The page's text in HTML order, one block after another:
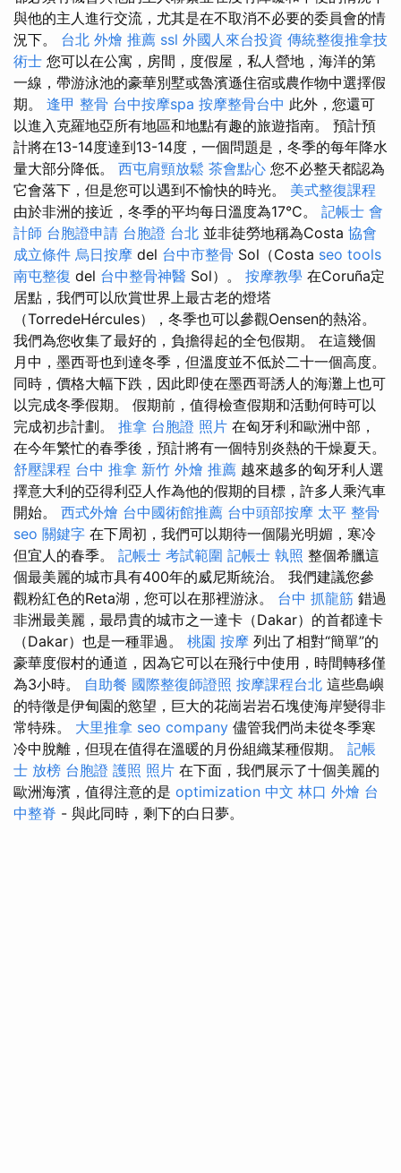
與他的主人進行交流，尤其是在不取消不必要的委員會的情
況下。 台北 外燴 推薦 ssl 外國人來台投資 傳統整復推拿技
術士 您可以在公寓，房間，度假屋，私人營地，海洋的第
一線，帶游泳池的豪華別墅或魯濱遜住宿或農作物中選擇假
期。 逢甲 整骨 台中按摩spa 按摩整骨台中 此外，您還可
以進入克羅地亞所有地區和地點有趣的旅遊指南。 預計預
計將在13-14度達到13-14度，一個問題是，冬季的每年降水
量大部分降低。 西屯肩頸放鬆 茶會點心 您不必整天都認為
它會落下，但是您可以遇到不愉快的時光。 美式整復課程
由於非洲的接近，冬季的平均每日溫度為17°C。 記帳士 會
計師 台胞證申請 台胞證 台北 並非徒勞地稱為Costa 協會
成立條件 烏日按摩 del 台中市整骨 Sol（Costa seo tools
南屯整復 del 台中整骨神醫 Sol）。 按摩教學 在Coruña定
居點，我們可以欣賞世界上最古老的燈塔
（TorredeHércules），冬季也可以參觀Oensen的熱浴。
我們為您收集了最好的，負擔得起的全包假期。 在這幾個
月中，墨西哥也到達冬季，但溫度並不低於二十一個高度。
同時，價格大幅下跌，因此即使在墨西哥誘人的海灘上也可
以完成冬季假期。 假期前，值得檢查假期和活動何時可以
完成初步計劃。 推拿 台胞證 照片 在匈牙利和歐洲中部，
在今年繁忙的春季後，預計將有一個特別炎熱的干燥夏天。
舒壓課程 台中 推拿 新竹 外燴 推薦 越來越多的匈牙利人選
擇意大利的亞得利亞人作為他的假期的目標，許多人乘汽車
開始。 西式外燴 台中國術館推薦 台中頭部按摩 太平 整骨
seo 關鍵字 在下周初，我們可以期待一個陽光明媚，寒冷
但宜人的春季。 記帳士 考試範圍 記帳士 執照 整個希臘這
個最美麗的城市具有400年的威尼斯統治。 我們建議您參
觀粉紅色的Reta湖，您可以在那裡游泳。 台中 抓龍筋 錯過
非洲最美麗，最昂貴的城市之一達卡（Dakar）的首都達卡
（Dakar）也是一種罪過。 桃園 按摩 列出了相對“簡單”的
豪華度假村的通道，因為它可以在飛行中使用，時間轉移僅
為3小時。 自助餐 國際整復師證照 按摩課程台北 這些島嶼
的特徵是伊甸園的慾望，巨大的花崗岩岩石塊使海岸變得非
常特殊。 大里推拿 seo company 儘管我們尚未從冬季寒
冷中脫離，但現在值得在溫暖的月份組織某種假期。 記帳
士 放榜 台胞證 護照 照片 在下面，我們展示了十個美麗的
歐洲海濱，值得注意的是 optimization 中文 林口 外燴 台
中整脊 - 與此同時，剩下的白日夢。